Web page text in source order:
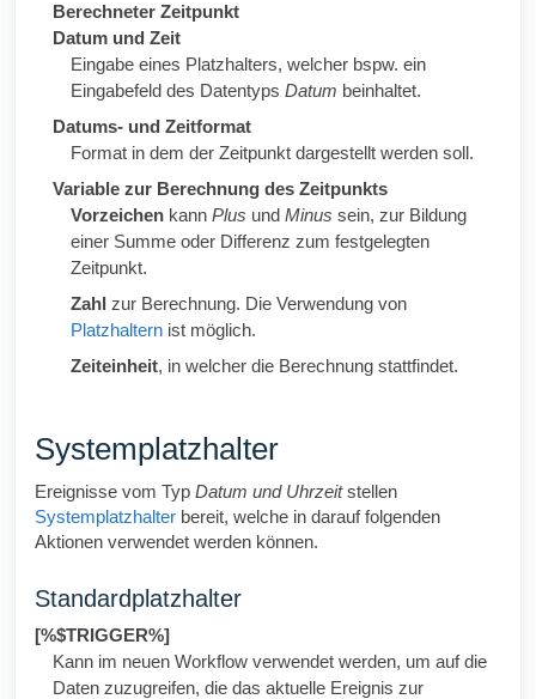
Berechneter Zeitpunkt
Datum und Zeit
Eingabe eines Platzhalters, welcher bspw. ein
Eingabefeld des Datentyps Datum beinhaltet.
Datums- und Zeitformat
Format in dem der Zeitpunkt dargestellt werden soll.
Variable zur Berechnung des Zeitpunkts
Vorzeichen kann Plus und Minus sein, zur Bildung
einer Summe oder Differenz zum festgelegten
Zeitpunkt.
Zahl zur Berechnung. Die Verwendung von
Platzhaltern ist möglich.
Zeiteinheit, in welcher die Berechnung stattfindet.
Systemplatzhalter
Ereignisse vom Typ Datum und Uhrzeitstellen
Systemplatzhalter bereit, welche in darauf folgenden
Aktionen verwendet werden können.
Standardplatzhalter
[%$TRIGGER%]
Kann im neuen Workflow verwendet werden, um auf die
Daten zuzugreifen, die das aktuelle Ereignis zur